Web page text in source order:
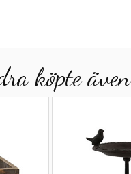
köpte även